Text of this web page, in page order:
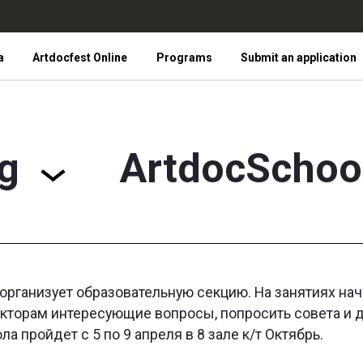
Artdocfest Online Programs Submit an application
образовательную секцию. На занятиях
интересующие вопросы, попросить совета
пройдет с 5 по 9 апреля в 8 зале к/т Октябрь.